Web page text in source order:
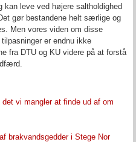
kan leve ved højere saltholdighed
gør bestandene helt særlige og
Men vores viden om disse
er endnu ikke
fra DTU og KU videre på at forstå
vi mangler at finde ud af om
brakvandsgedder i Stege Nor